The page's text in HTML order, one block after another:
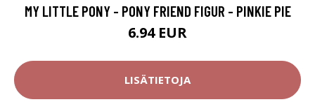
MY LITTLE PONY - PONY FRIEND FIGUR - PINKIE PIE
6.94 EUR
LISÄTIETOJA